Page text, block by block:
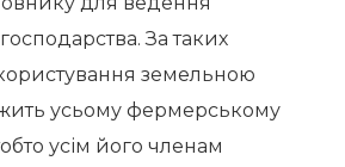
За таких
земельною
усьому фермерському
усім його членам